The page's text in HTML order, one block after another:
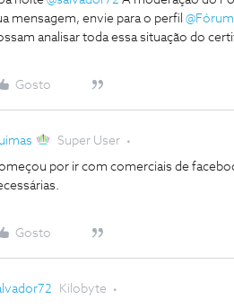
mensagem, envie para o perfil @Fórum
analisar toda essa situação do
Gosto
Super User
por ir com comerciais de
Gosto
Kilobyte